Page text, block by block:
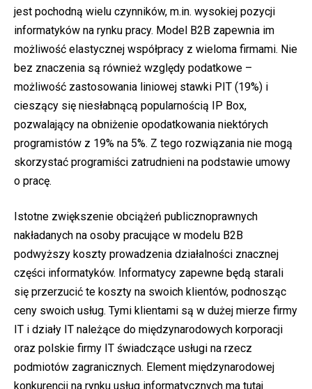
jest pochodną wielu czynników, m.in. wysokiej pozycji
informatyków na rynku pracy. Model B2B zapewnia im
możliwość elastycznej współpracy z wieloma firmami. Nie
bez znaczenia są również względy podatkowe –
możliwość zastosowania liniowej stawki PIT (19%) i
cieszący się niesłabnącą popularnością IP Box,
pozwalający na obniżenie opodatkowania niektórych
programistów z 19% na 5%. Z tego rozwiązania nie mogą
skorzystać programiści zatrudnieni na podstawie umowy
o pracę.
Istotne zwiększenie obciążeń publicznoprawnych
nakładanych na osoby pracujące w modelu B2B
podwyższy koszty prowadzenia działalności znacznej
części informatyków. Informatycy zapewne będą starali
się przerzucić te koszty na swoich klientów, podnosząc
ceny swoich usług. Tymi klientami są w dużej mierze firmy
IT i działy IT należące do międzynarodowych korporacji
oraz polskie firmy IT świadczące usługi na rzecz
podmiotów zagranicznych. Element międzynarodowej
konkurencji na rynku usług informatycznych ma tutaj